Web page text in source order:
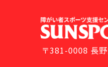
〒381-0008 長